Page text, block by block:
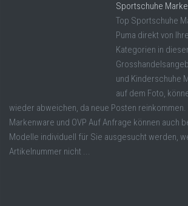
Sportschuhe
Top Sportschuhe
Puma direkt von
Kategorien in
und Kinderschuhe
auf dem Foto,
wieder abweichen, da neue Posten reinkommen.
Markenware und OVP Auf Anfrage können auch
Modelle individuell für Sie ausgesucht werden,
Artikelnummer nicht ...